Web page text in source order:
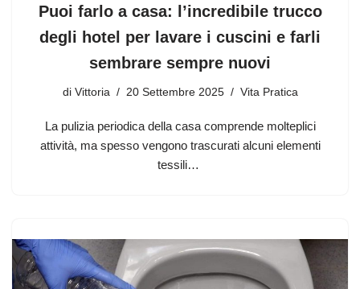
Puoi farlo a casa: l’incredibile trucco
degli hotel per lavare i cuscini e farli
sembrare sempre nuovi
di Vittoria 20 Settembre 2025 Vita Pratica
La pulizia periodica della casa comprende molteplici
attività, ma spesso vengono trascurati alcuni elementi
tessili…